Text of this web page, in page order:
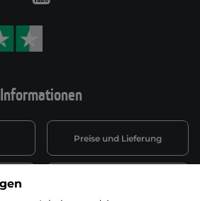
Informationen
Preise und Lieferung